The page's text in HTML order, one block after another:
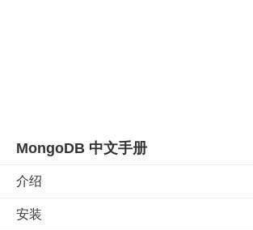
MongoDB 中文手册
介绍
安装